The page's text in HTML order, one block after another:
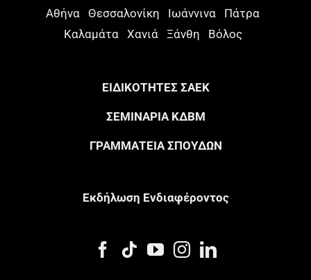
Αθήνα Θεσσαλονίκη Ιωάννινα
Πάτρα
Καλαμάτα
Χανιά Ξάνθη Βόλος
ΕΙΔΙΚΟΤΗΤΕΣ ΣΑΕΚ
ΣΕΜΙΝΑΡΙΑ ΚΔΒΜ
ΓΡΑΜΜΑΤΕΙΑ ΣΠΟΥΔΩΝ
Eκδήλωση Eνδιαφέροντος